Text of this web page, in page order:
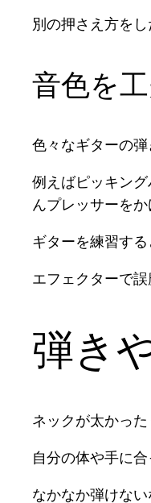
別の押さえ方を
音色を
色々なギターの
例えばピッキン
んプレッサーを
ギターを練習す
エフェクターで
弾き
ネックが太かっ
自分の体や手に
なかなか弾けな